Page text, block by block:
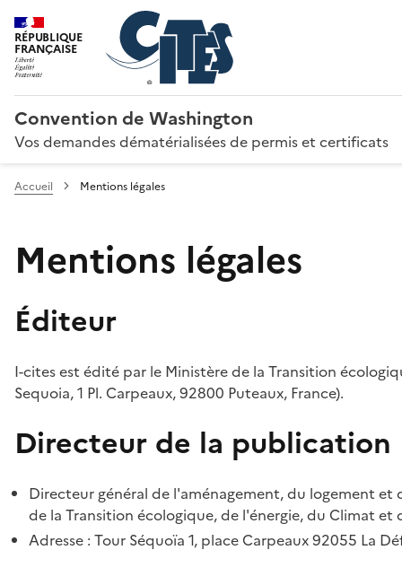
RÉPUBLIQUE
FRANÇAISE
Convention de Washington
Vos demandes dématérialisées de permis et certificats
Accueil Mentions légales
Mentions légales
Éditeur
I-cites est édité par le Ministère de la Transition
Sequoia, 1 Pl. Carpeaux, 92800 Puteaux, France).
Directeur de la publication
Directeur général de l'aménagement, du logement
de la Transition écologique, de l'énergie, du Climat et
Adresse : Tour Séquoïa 1, place Carpeaux 92055 La